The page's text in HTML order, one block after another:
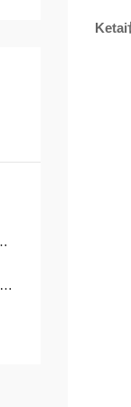
Ketai